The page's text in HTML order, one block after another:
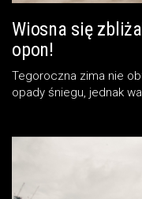
Wiosna się
opon!
Tegoroczna zima nie
opady śniegu, jednak